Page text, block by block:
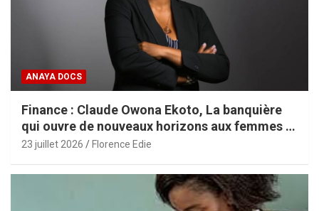
ANAYA DOCS
Finance : Claude Owona Ekoto, La banquière
qui ouvre de nouveaux horizons aux femmes et
aux PME africaines
23 juillet 2026 Florence Edie